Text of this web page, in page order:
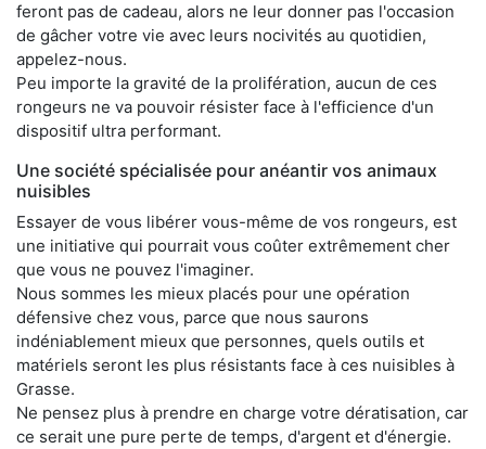
feront pas de cadeau, alors ne leur donner pas l'occasion
de gâcher votre vie avec leurs nocivités au quotidien,
appelez-nous.
Peu importe la gravité de la prolifération, aucun de ces
rongeurs ne va pouvoir résister face à l'efficience d'un
dispositif ultra performant.
Une société spécialisée pour anéantir vos animaux
nuisibles
Essayer de vous libérer vous-même de vos rongeurs, est
une initiative qui pourrait vous coûter extrêmement cher
que vous ne pouvez l'imaginer.
Nous sommes les mieux placés pour une opération
défensive chez vous, parce que nous saurons
indéniablement mieux que personnes, quels outils et
matériels seront les plus résistants face à ces nuisibles à
Grasse.
Ne pensez plus à prendre en charge votre dératisation, car
ce serait une pure perte de temps, d'argent et d'énergie.